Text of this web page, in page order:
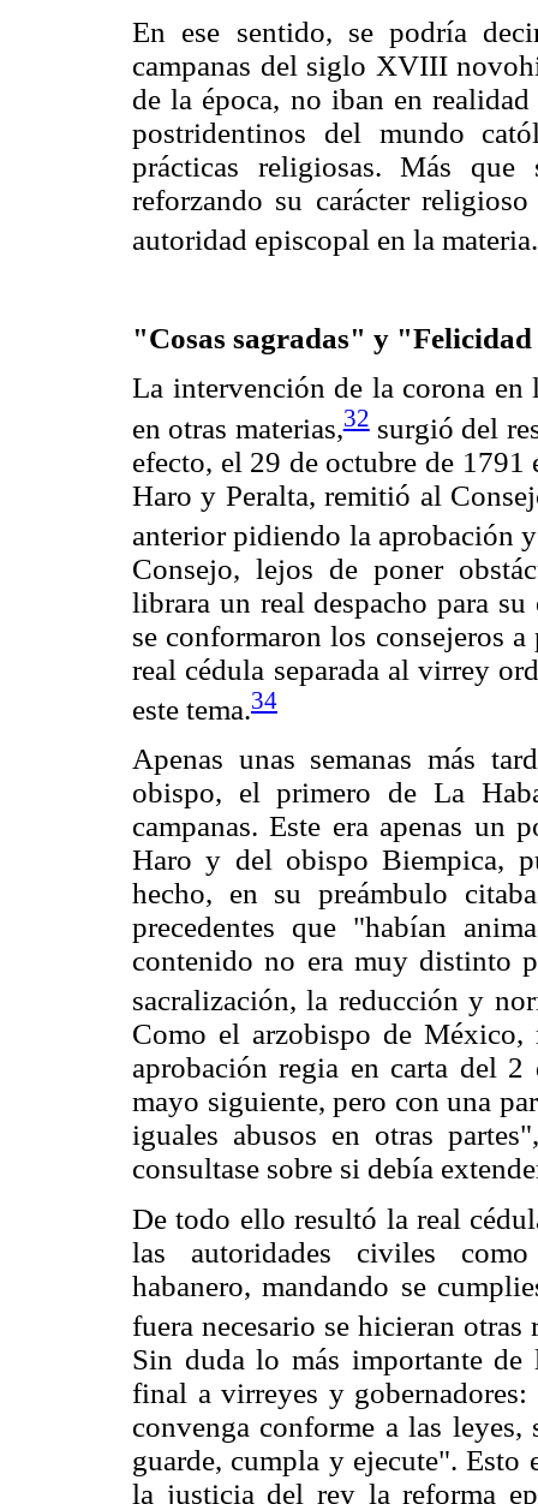
En ese sentido, se podría
campanas del siglo XVIII
de la época, no iban en
postridentinos del mundo
prácticas religiosas. Más que
reforzando su carácter
autoridad episcopal en la materia.
"Cosas sagradas" y
La intervención de la corona en
en otras materias,32surgió del
efecto, el 29 de octubre de
Haro y Peralta, remitió al
anterior pidiendo la aprobación
Consejo, lejos de poner
librara un real despacho para
se conformaron los consejeros
real cédula separada al virrey
este tema.34
Apenas unas semanas más
obispo, el primero de La
campanas. Este era apenas un
Haro y del obispo Biempica,
hecho, en su preámbulo
precedentes que "habían
contenido no era muy distinto
sacralización, la reducción y
Como el arzobispo de México,
aprobación regia en carta del
mayo siguiente, pero con una
iguales abusos en otras
consultase sobre si debía
De todo ello resultó la real
las autoridades civiles
habanero, mandando se
fuera necesario se hicieran otras
Sin duda lo más importante de
final a virreyes y
convenga conforme a las
guarde, cumpla y ejecute". Esto
la justicia del rey la reforma